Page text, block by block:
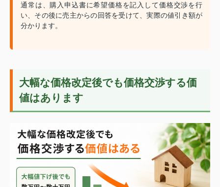
通常は、購入申込書に希望価格を記入して価格交渉を行
い、その後に売主からの回答を受けて、実際の値引き額が
分かります。
大幅な価格改定後でも価格交渉する価
値はあります